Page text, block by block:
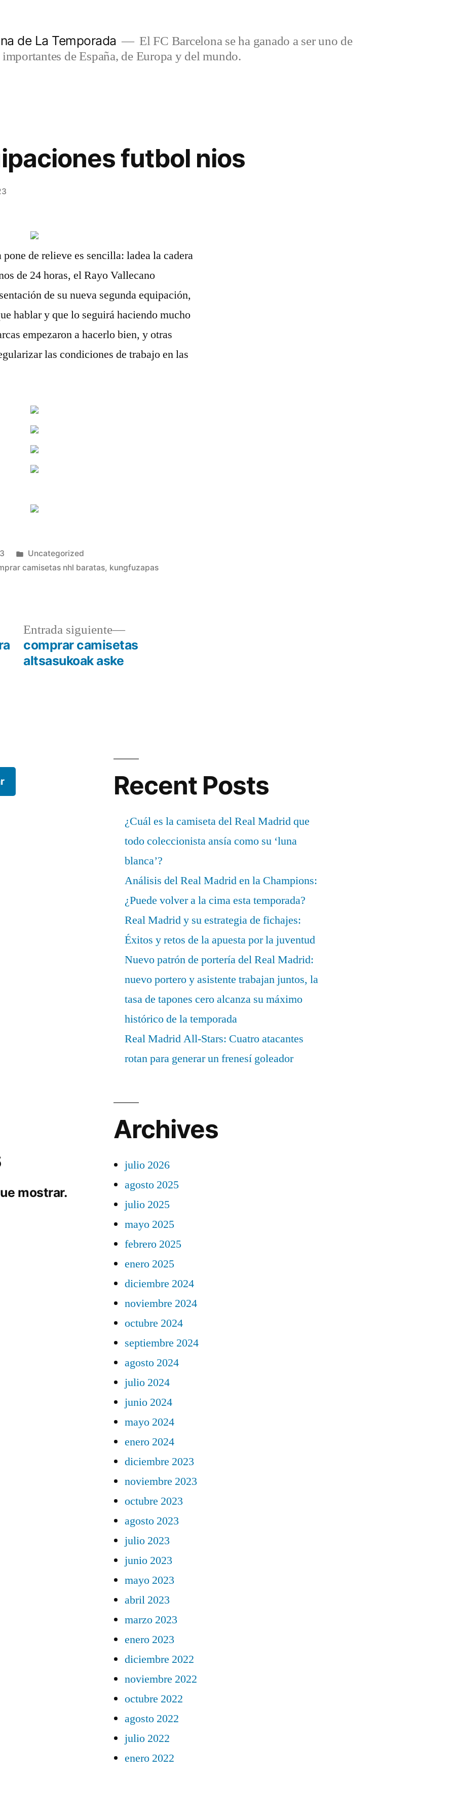
de La Temporada
El FC Barcelona se ha ganado a ser uno de
de España, de Europa y del mundo.
futbol nios
de relieve es sencilla: ladea la cadera
de 24 horas, el Rayo Vallecano
de su nueva segunda equipación,
hablar y que lo seguirá haciendo mucho
empezaron a hacerlo bien, y otras
las condiciones de trabajo en las
Publicado
en
Uncategorized
camisetas nhl baratas, kungfuzapas
Entrada siguiente
Entrada
siguiente:
comprar camisetas
altsasukoak aske
Recent Posts
¿Cuál es la camiseta del Real Madrid que
todo coleccionista ansía como su ‘luna
blanca’?
Análisis del Real Madrid en la Champions:
¿Puede volver a la cima esta temporada?
Real Madrid y su estrategia de fichajes:
Éxitos y retos de la apuesta por la juventud
Nuevo patrón de portería del Real Madrid:
nuevo portero y asistente trabajan juntos, la
tasa de tapones cero alcanza su máximo
histórico de la temporada
Real Madrid All-Stars: Cuatro atacantes
rotan para generar un frenesí goleador
mostrar.
Archives
julio 2026
agosto 2025
julio 2025
mayo 2025
febrero 2025
enero 2025
diciembre 2024
noviembre 2024
octubre 2024
septiembre 2024
agosto 2024
julio 2024
junio 2024
mayo 2024
enero 2024
diciembre 2023
noviembre 2023
octubre 2023
agosto 2023
julio 2023
junio 2023
mayo 2023
abril 2023
marzo 2023
enero 2023
diciembre 2022
noviembre 2022
octubre 2022
agosto 2022
julio 2022
enero 2022